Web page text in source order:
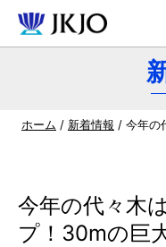
ホーム / 新着情報 / 今年の
今年の代々木
プ！30mの巨